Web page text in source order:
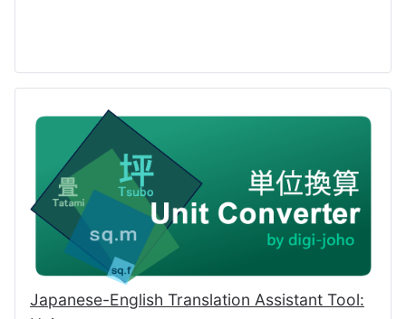
Japanese-English Translation Assistant Tool: